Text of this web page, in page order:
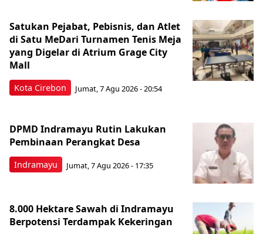
Kota Cirebon
Satukan Pejabat, Pebisnis, dan Atlet
di Satu MeDari Turnamen Tenis Meja
yang Digelar di Atrium Grage City
Mall
Jumat, 7 Agu 2026 - 20:54
Indramayu
DPMD Indramayu Rutin Lakukan
Pembinaan Perangkat Desa
Jumat, 7 Agu 2026 - 17:35
8.000 Hektare Sawah di Indramayu
Berpotensi Terdampak Kekeringan